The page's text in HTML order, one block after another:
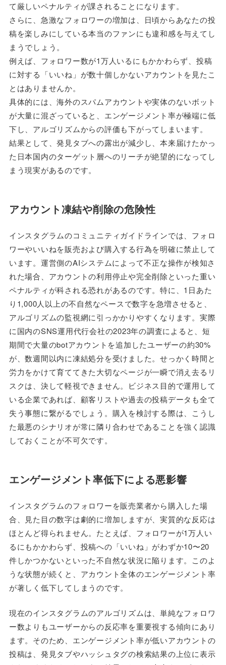
て厳しいペナルティが課されることになります。
さらに、急激なフォロワーの増加は、日頃からあなたの投
稿を楽しみにしている本当のファンにも違和感を与えてし
まうでしょう。
例えば、フォロワー数が1万人いるにもかかわらず、投稿
に対する「いいね」が数十個しかないアカウントを見たこ
とはありませんか。
具体的には、海外のスパムアカウントや実体のないボット
が大量に混ざっていると、エンゲージメント率が極端に低
下し、アルゴリズムからの評価も下がってしまいます。
結果として、発見タブへの露出が減少し、本来届けたかっ
た日本国内のターゲット層へのリーチが絶望的になってし
まう現実があるのです。
アカウント凍結や削除の危険性
インスタグラムのコミュニティガイドラインでは、フォロ
ワーやいいねを販売および購入する行為を明確に禁止して
います。運営側のAIシステムによって不正な操作が検知さ
れた場合、アカウントの利用停止や完全削除といった重い
ペナルティが科される恐れがあるのです。特に、1日あた
り1,000人以上の不自然なペースで数字を急増させると、
アルゴリズムの監視網に引っかかりやすくなります。実際
に国内のSNS運用代行会社の2023年の調査によると、短
期間で大量のbotアカウントを追加したユーザーの約30%
が、数週間以内に凍結処分を受けました。せっかく時間と
労力をかけて育ててきた大切なページが一瞬で消え去るリ
スクは、決して軽視できません。ビジネス目的で運用して
いる企業であれば、顧客リストや過去の投稿データも全て
失う事態に繋がるでしょう。購入を検討する際は、こうし
た最悪のシナリオが常に隣り合わせであることを強く認識
しておくことが不可欠です。
エンゲージメント率低下による悪影響
インスタグラムのフォロワーを販売業者から購入した場
合、見た目の数字は劇的に増加しますが、実質的な反応は
ほとんど得られません。たとえば、フォロワーが1万人い
るにもかかわらず、投稿への「いいね」がわずか10〜20
件しかつかないといった不自然な状況に陥ります。このよ
うな状態が続くと、アカウント全体のエンゲージメント率
が著しく低下してしまうのです。
現在のインスタグラムのアルゴリズムは、単純なフォロワ
ー数よりもユーザーからの反応率を重要視する傾向にあり
ます。そのため、エンゲージメント率が低いアカウントの
投稿は、発見タブやハッシュタグの検索結果の上位に表示